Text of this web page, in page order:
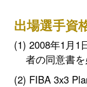
出場選手資
2008年1月1
者の同意書を
FIBA 3x3